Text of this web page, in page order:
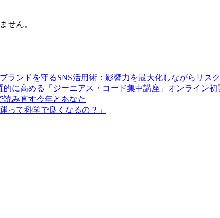
せん。
ランドを守るSNS活用術：影響力を最大化しながらリス
に高める「ジーニアス・コード集中講座」オンライン初
読み直す今年とあなた
って科学で良くなるの？」